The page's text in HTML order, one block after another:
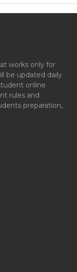
works only for
be updated daily
online
rules and
preparation,